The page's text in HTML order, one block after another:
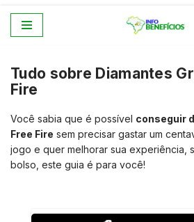
o
conteúdo
Tudo sobre Diamantes
Fire
Você sabia que é possível conseguir
Free Fire sem precisar gastar um
jogo e quer melhorar sua experiência,
bolso, este guia é para você!